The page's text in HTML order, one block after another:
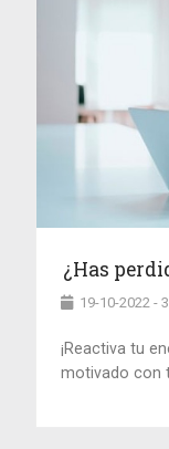
¿Has
19-10-2022 -
¡Reactiva tu
motivado con